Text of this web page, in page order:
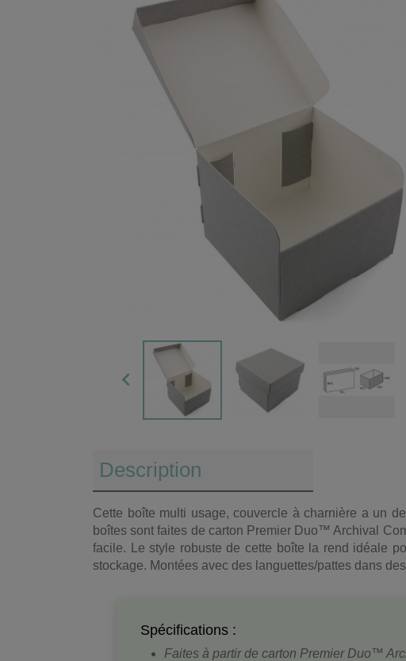

Description
Cette boîte multi usage, couvercle à charnière a un
boîtes sont faites de carton Premier Duo™ Archival
facile. Le style robuste de cette boîte la rend idéale
stockage. Montées avec des languettes/pattes dans
Spécifications :
Faites à partir de carton Premier Duo™